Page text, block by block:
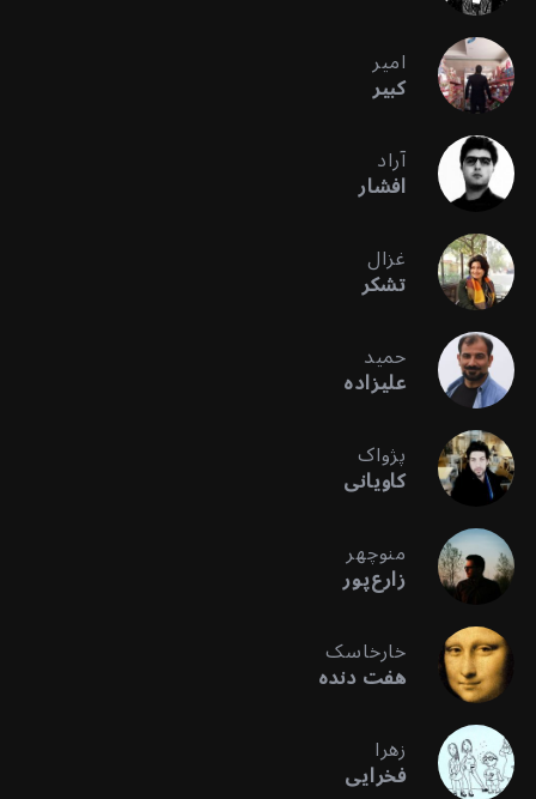
امیر
کبیر
آراد
افشار
غزال
تشکر
حمید
علیزاده
پژواک
کاویانی
منوچهر
زارع‌پور
خارخاسک
هفت دنده
زهرا
فخرایی